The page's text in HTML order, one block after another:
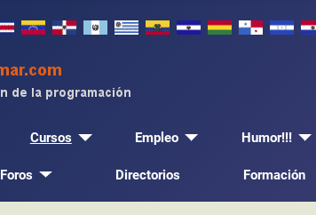
Cursos Empleo Humor!!!
Foros Directorios Formación